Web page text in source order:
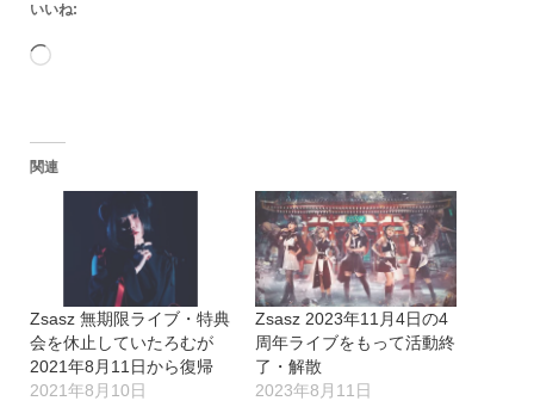
いいね:
読
込
中…
関連
Zsasz 無期限ライブ・特典
会を休止していたろむが
2021年8月11日から復帰
2021年8月10日
Zsasz 2023年11月4日の4
周年ライブをもって活動終
了・解散
2023年8月11日